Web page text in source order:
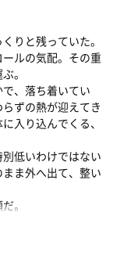
の芯まで一気に引
てもなお、その存
かに整おうとする
く。
た。
どこか純度が高
りと残っていた。
ルの気配。その重
。
、落ち着いてい
ずの熱が迎えてき
入り込んでくる、
低いわけではない
ま外へ出て、整い
。
びに、どこかが刺